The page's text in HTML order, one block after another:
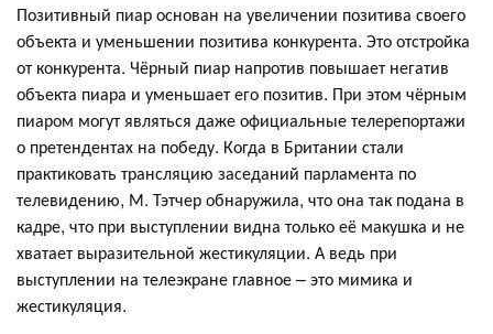
Позитивный пиар основан на увеличении позитива своего
объекта и уменьшении позитива конкурента. Это отстройка
от конкурента. Чёрный пиар напротив повышает негатив
объекта пиара и уменьшает его позитив. При этом чёрным
пиаром могут являться даже официальные телерепортажи
о претендентах на победу. Когда в Британии стали
практиковать трансляцию заседаний парламента по
телевидению, М. Тэтчер обнаружила, что она так подана в
кадре, что при выступлении видна только её макушка и не
хватает выразительной жестикуляции. А ведь при
выступлении на телеэкране главное – это мимика и
жестикуляция.